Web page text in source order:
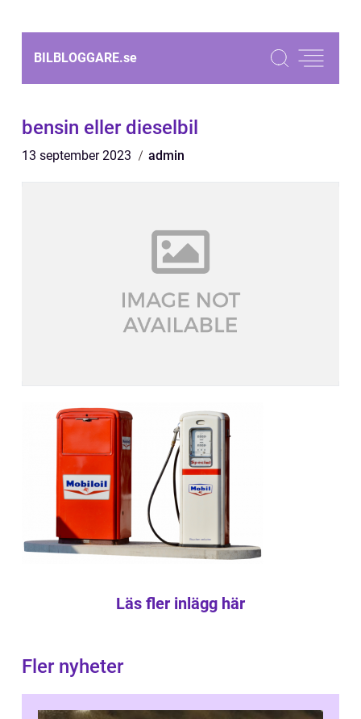
BILBLOGGARE.se
bensin eller dieselbil
13 september 2023 admin
Läs fler inlägg här
Fler nyheter